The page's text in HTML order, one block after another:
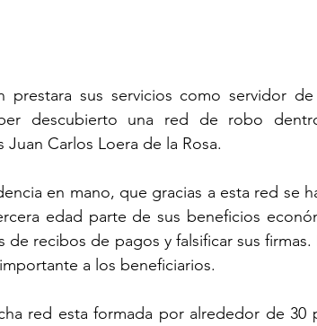
prestara sus servicios como servidor
descubierto una red de robo
Carlos Loera de la Rosa.
en mano, que gracias a esta red se
edad parte de sus beneficios
de recibos de pagos y falsificar sus
a los beneficiarios.
red esta formada por alrededor de 30